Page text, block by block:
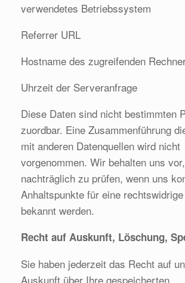
verwendetes Betriebssystem
Referrer URL
Hostname des zugreifenden
Uhrzeit der Serveranfrage
Diese Daten sind nicht bestimmten
zuordbar. Eine Zusammenführung
mit anderen Datenquellen wird nicht
vorgenommen. Wir behalten uns
nachträglich zu prüfen, wenn uns
Anhaltspunkte für eine
bekannt werden.
Recht auf Auskunft, Löschung,
Sie haben jederzeit das Recht auf
Auskunft über Ihre gespeicherten